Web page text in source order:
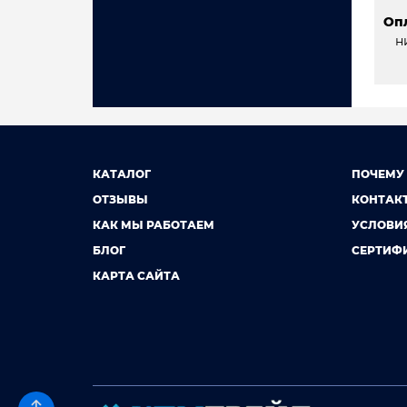
КАТАЛОГ
ОТЗЫВЫ
КАК МЫ РАБОТАЕМ
БЛОГ
КАРТА САЙТА